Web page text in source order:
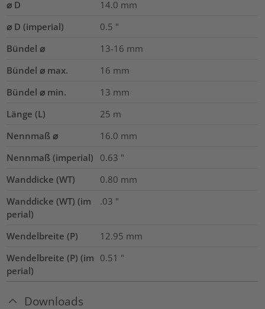
⌀ D 14.0 mm
⌀ D (imperial)
0.5 "
Bündel ⌀
13-16 mm
Bündel ⌀ max.
16 mm
Bündel ⌀ min.
13 mm
Länge (L)
25 m
Nennmaß ⌀
16.0 mm
Nennmaß (imperial)
0.63 "
Wanddicke (WT)
0.80 mm
Wanddicke (WT) (im
perial)
.03 "
Wendelbreite (P) 12.95 mm
Wendelbreite (P) (im
perial)
0.51 "
Downloads